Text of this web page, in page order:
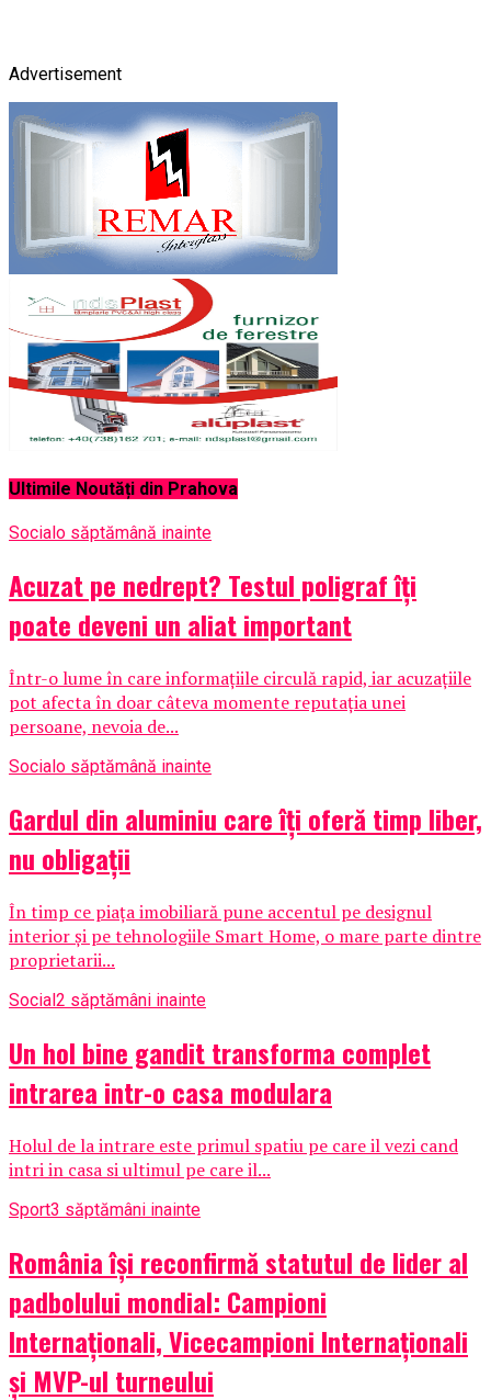
Advertisement
Ultimile Noutăți din Prahova
Social o săptămână inainte
Acuzat pe nedrept? Testul poligraf îţi
poate deveni un aliat important
Într-o lume în care informațiile circulă rapid, iar acuzațiile
pot afecta în doar câteva momente reputația unei
persoane, nevoia de...
Socialo săptămână inainte
Gardul din aluminiu care îți oferă timp liber,
nu obligații
În timp ce piața imobiliară pune accentul pe designul
interior și pe tehnologiile Smart Home, o mare parte dintre
proprietarii...
Social2 săptămâni inainte
Un hol bine gandit transforma complet
intrarea intr-o casa modulara
Holul de la intrare este primul spatiu pe care il vezi cand
intri in casa si ultimul pe care il...
Sport3 săptămâni inainte
România își reconfirmă statutul de lider al
padbolului mondial: Campioni
Internaționali, Vicecampioni Internaționali
și MVP-ul turneului